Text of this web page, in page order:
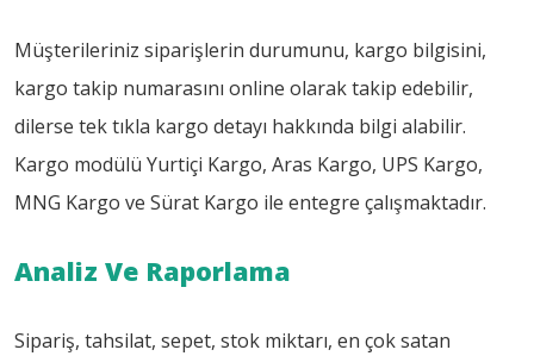
Müşterileriniz siparişlerin durumunu, kargo bilgisini,
kargo takip numarasını online olarak takip edebilir,
dilerse tek tıkla kargo detayı hakkında bilgi alabilir.
Kargo modülü Yurtiçi Kargo, Aras Kargo, UPS Kargo,
MNG Kargo ve Sürat Kargo ile entegre çalışmaktadır.
Analiz Ve Raporlama
Sipariş, tahsilat, sepet, stok miktarı, en çok satan